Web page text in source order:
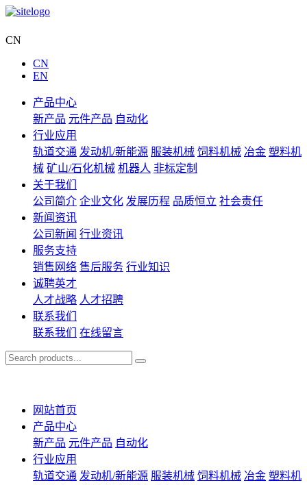
CN
CN
EN
产品中心
新产品 元件产品 自动化
行业应用
轨道交通 发动机/新能源 服装机械 饲料机械 冶金 塑料机
械 矿山/石化机械 机器人 非标定制
关于我们
公司简介 企业文化 发展历程 品质恒立 社会责任
新闻资讯
公司新闻 行业资讯
服务支持
销售网络 售后服务 行业知识
诚聘英才
人才战略 人才招聘
联系我们
联系我们
在线留言
网站首页
产品中心
新产品 元件产品 自动化
行业应用
轨道交通 发动机/新能源 服装机械 饲料机械 冶金 塑料机